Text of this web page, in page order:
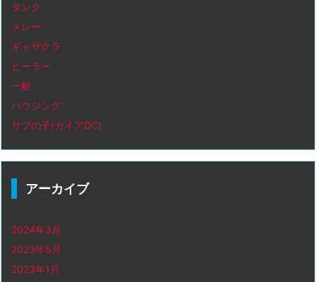
タンク
メレー
ギャザクラ
ヒーラー
一般
ハウジング
サブの子(ガイアDC)
アーカイブ
2024年3月
2023年5月
2023年1月